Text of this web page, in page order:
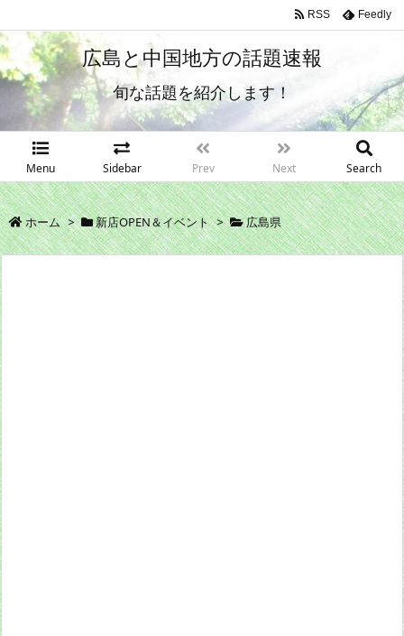
広島と中国地方の話題速報
旬な話題を紹介します！
Menu Sidebar Prev Next Search
RSS Feedly
ホーム > 新店OPEN＆イベント > 広島県